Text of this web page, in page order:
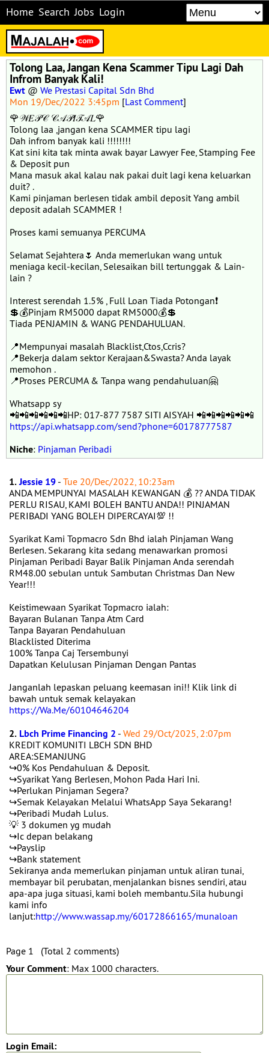
Home Search Jobs Login
Tolong Laa, Jangan Kena Scammer Tipu Lagi Dah
Infrom Banyak Kali!
Ewt @ We Prestasi Capital Sdn Bhd
Mon 19/Dec/2022 3:45pm [Last Comment]
🌹𝒲𝐸𝒫𝒞 𝒞𝒜𝒫𝐼𝒯𝒜𝐿🌹
Tolong laa ,jangan kena SCAMMER tipu lagi
Dah infrom banyak kali !!!!!!!!
Kat sini kita tak minta awak bayar Lawyer Fee, Stamping Fee
& Deposit pun
Mana masuk akal kalau nak pakai duit lagi kena keluarkan
duit? .
Kami pinjaman berlesen tidak ambil deposit Yang ambil
deposit adalah SCAMMER !
Proses kami semuanya PERCUMA
Selamat Sejahtera🌷 Anda memerlukan wang untuk
meniaga kecil-kecilan, Selesaikan bill tertunggak & Lain-
lain ?
Interest serendah 1.5% , Full Loan Tiada Potongan❗️
💲💰Pinjam RM5000 dapat RM5000💰💲
Tiada PENJAMIN & WANG PENDAHULUAN.
📍Mempunyai masalah Blacklist,Ctos,Ccris?
📍Bekerja dalam sektor Kerajaan&Swasta? Anda layak
memohon .
📍Proses PERCUMA & Tanpa wang pendahuluan🤗
Whatsapp sy
📲📲📲📲📲📲HP: 017-877 7587 SITI AISYAH 📲📲📲📲📲📲
https://api.whatsapp.com/send?phone=60178777587
Niche: Pinjaman Peribadi
1.Jessie 19 - Tue 20/Dec/2022, 10:23am
ANDA MEMPUNYAI MASALAH KEWANGAN 💰 ?? ANDA TIDAK
PERLU RISAU, KAMI BOLEH BANTU ANDA!! PINJAMAN
PERIBADI YANG BOLEH DIPERCAYAI💯 !!
Syarikat Kami Topmacro Sdn Bhd ialah Pinjaman Wang
Berlesen. Sekarang kita sedang menawarkan promosi
Pinjaman Peribadi Bayar Balik Pinjaman Anda serendah
RM48.00 sebulan untuk Sambutan Christmas Dan New
Year!!!
Keistimewaan Syarikat Topmacro ialah:
Bayaran Bulanan Tanpa Atm Card
Tanpa Bayaran Pendahuluan
Blacklisted Diterima
100% Tanpa Caj Tersembunyi
Dapatkan Kelulusan Pinjaman Dengan Pantas
Janganlah lepaskan peluang keemasan ini!! Klik link di
bawah untuk semak kelayakan
https://Wa.Me/60104646204
2. Lbch Prime Financing 2 - Wed 29/Oct/2025, 2:07pm
KREDIT KOMUNITI LBCH SDN BHD
AREA:SEMANJUNG
↪️0% Kos Pendahuluan & Deposit.
↪️Syarikat Yang Berlesen, Mohon Pada Hari Ini.
↪️Perlukan Pinjaman Segera?
↪️Semak Kelayakan Melalui WhatsApp Saya Sekarang! ‎
↪️Peribadi Mudah Lulus.
💡 3 dokumen yg mudah
↪️Ic depan belakang
↪️Payslip
↪️Bank statement
Sekiranya anda memerlukan pinjaman untuk aliran tunai,
membayar bil perubatan, menjalankan bisnes sendiri, atau
apa-apa juga situasi, kami boleh membantu.Sila hubungi
kami info
lanjut:http://www.wassap.my/60172866165/munaloan
Page 1 (Total 2 comments)
Your Comment: Max 1000 characters.
Login Email: